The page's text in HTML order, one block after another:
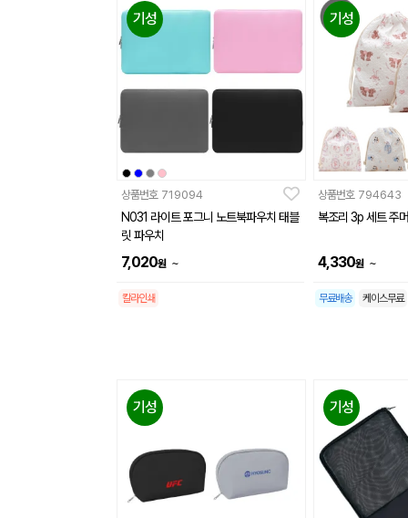
기성
상품번호 719094
N031 라이트 포그니 노트북파우치 태블
릿 파우치
7,020원 ~
칼라인쇄
기성
상품번호 794643
복조리 3p 세트 주
4,330원 ~
무료배송 케이스무료
기성 기성